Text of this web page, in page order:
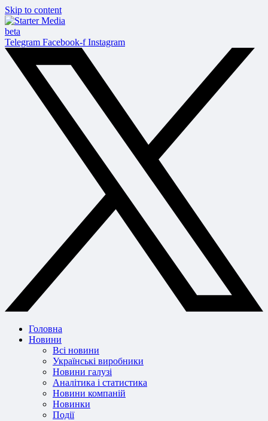
Skip to content
beta
Telegram Facebook-f Instagram
Головна
Новини
Всі новини
Українські виробники
Новини галузі
Аналітика і статистика
Новини компаній
Новинки
Події